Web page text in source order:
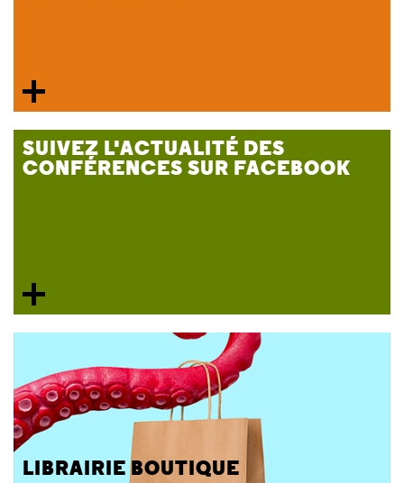
SUIVEZ L'ACTUALITÉ DES
CONFÉRENCES SUR FACEBOOK
LIBRAIRIE BOUTIQUE